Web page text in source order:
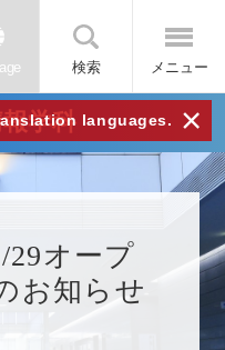
検索 メニュー
languages. ×
学科
オープ
お知らせ